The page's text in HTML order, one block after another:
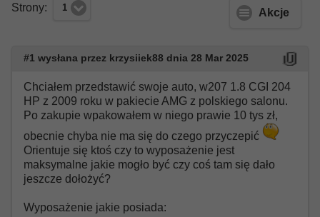
Strony: 1 Akcje
#1 wysłana przez krzysiiek88 dnia 28 Mar 2025
Chciałem przedstawić swoje auto, w207 1.8 CGI 204
HP z 2009 roku w pakiecie AMG z polskiego salonu.
Po zakupie wpakowałem w niego prawie 10 tys zł,
obecnie chyba nie ma się do czego przyczepić
Orientuje się ktoś czy to wyposażenie jest
maksymalne jakie mogło być czy coś tam się dało
jeszcze dołożyć?
Wyposażenie jakie posiada: